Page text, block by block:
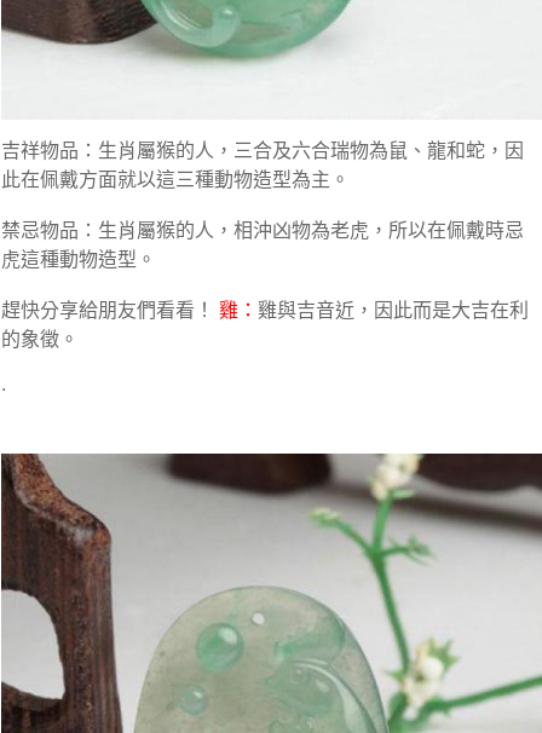
吉祥物品：生肖屬猴的人，三合及六合瑞物為鼠、龍和蛇，因
此在佩戴方面就以這三種動物造型為主。
禁忌物品：生肖屬猴的人，相沖凶物為老虎，所以在佩戴時忌
虎這種動物造型。
趕快分享給朋友們看看！ 雞： 雞與吉音近，因此而是大吉在利
的象徵。
.